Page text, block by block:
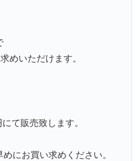
めいただけます。
て販売致します。
にお買い求めください。